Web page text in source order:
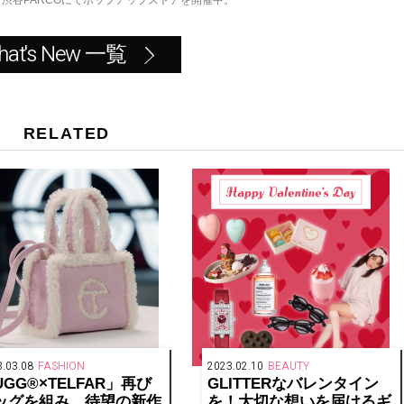
New 一覧
RELATED
FASHION
」再び
2023.02.10 BEAUTY
GLITTERなバレンタイン